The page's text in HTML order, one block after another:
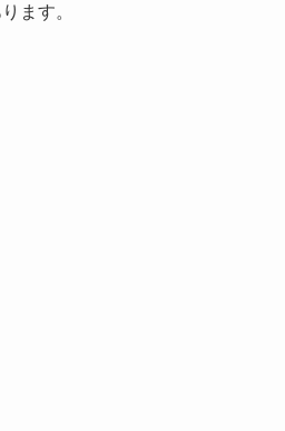
ます。